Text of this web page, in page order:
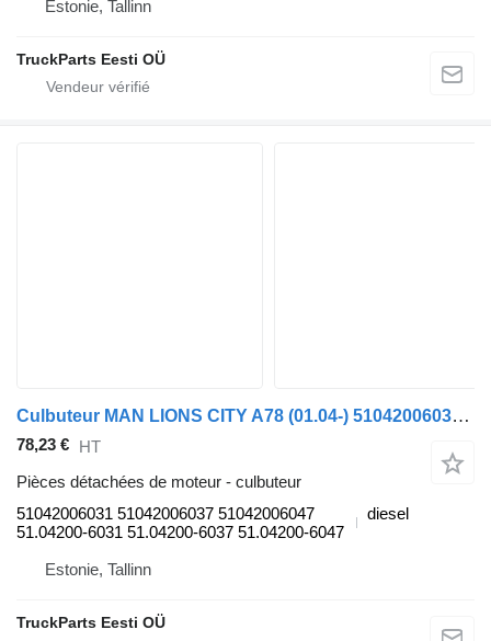
Estonie, Tallinn
TruckParts Eesti OÜ
Culbuteur MAN LIONS CITY A78 (01.04-) 51042006031 pour MAN Lion's bus (1991-)
78,23 € HT
Pièces détachées de moteur - culbuteur
51042006031 51042006037 51042006047
51.04200-6031 51.04200-6037 51.04200-6047
diesel
Estonie, Tallinn
TruckParts Eesti OÜ